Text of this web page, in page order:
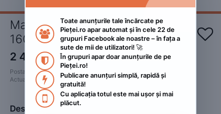
Masa lemn masiv extensibila
160-280x90x75

2 400RON
Postat
2022. februarie 18.
Actualizat
2022. februarie 18.
Descriere

Toate anunțurile tale încărcate pe
Pieței.ro apar automat și în cele 22 de
grupuri Facebook ale noastre – în fața a
sute de mii de utilizatori! 🚀

În grupuri apar doar anunțurile de pe
Pieței.ro!

Publicare anunțuri simplă, rapidă și
gratuită!

Cu aplicația totul este mai ușor și mai
plăcut.